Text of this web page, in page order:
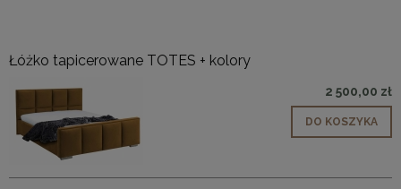
Łóżko tapicerowane TOTES + kolory
2 500,00 zł
DO KOSZYKA